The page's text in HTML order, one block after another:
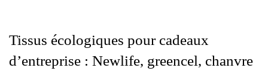
Tissus écologiques pour cadeaux
d’entreprise : Newlife, greencel, chanvre